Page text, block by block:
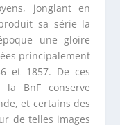
jonglant en
sa série la
une gloire
principalement
et 1857. De ces
la BnF conserve
et certains des
de telles images